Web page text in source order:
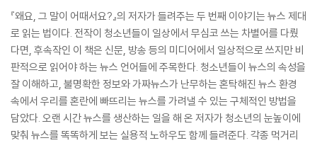
『왜요, 그 말이 어때서요?』의 저자가 들려주는 두 번째 이야기는 뉴스 제대
로 읽는 법이다. 전작이 청소년들이 일상에서 무심코 쓰는 차별어를 다뤘
다면, 후속작인 이 책은 신문, 방송 등의 미디어에서 일상적으로 쓰지만 비
판적으로 읽어야 하는 뉴스 언어들에 주목한다. 청소년들이 뉴스의 속성을
잘 이해하고, 불명확한 정보와 가짜뉴스가 난무하는 혼탁해진 뉴스 환경
속에서 우리를 혼란에 빠뜨리는 뉴스를 가려낼 수 있는 구체적인 방법을
담았다. 오랜 시간 뉴스를 생산하는 일을 해 온 저자가 청소년의 눈높이에
맞춰 뉴스를 똑똑하게 보는 실용적 노하우도 함께 들려준다. 각종 먹거리